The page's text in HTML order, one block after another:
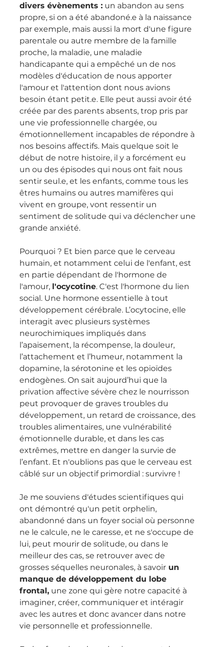
divers évènements : un abandon au sens
propre, si on a été abandoné.e à la naissance
par exemple, mais aussi la mort d'une figure
parentale ou autre membre de la famille
proche, la maladie, une maladie
handicapante qui a empêché un de nos
modèles d'éducation de nous apporter
l'amour et l'attention dont nous avions
besoin étant petit.e. Elle peut aussi avoir été
créée par des parents absents, trop pris par
une vie professionnelle chargée, ou
émotionnellement incapables de répondre à
nos besoins affectifs. Mais quelque soit le
début de notre histoire, il y a forcément eu
un ou des épisodes qui nous ont fait nous
sentir seul.e, et les enfants, comme tous les
êtres humains ou autres mamifères qui
vivent en groupe, vont ressentir un
sentiment de solitude qui va déclencher une
grande anxiété.
Pourquoi ? Et bien parce que le cerveau
humain, et notamment celui de l'enfant, est
en partie dépendant de l'hormone de
l'amour, l'ocycotine. C'est l'hormone du lien
social. Une hormone essentielle à tout
développement cérébrale. L’ocytocine, elle
interagit avec plusieurs systèmes
neurochimiques impliqués dans
l’apaisement, la récompense, la douleur,
l’attachement et l’humeur, notamment la
dopamine, la sérotonine et les opioïdes
endogènes. On sait aujourd’hui que la
privation affective sévère chez le nourrisson
peut provoquer de graves troubles du
développement, un retard de croissance, des
troubles alimentaires, une vulnérabilité
émotionnelle durable, et dans les cas
extrêmes, mettre en danger la survie de
l’enfant. Et n'oublions pas que le cerveau est
câblé sur un objectif primordial : survivre !
Je me souviens d'études scientifiques qui
ont démontré qu'un petit orphelin,
abandonné dans un foyer social où personne
ne le calcule, ne le caresse, et ne s'occupe de
lui, peut mourir de solitude, ou dans le
meilleur des cas, se retrouver avec de
grosses séquelles neuronales, à savoir un
manque de développement du lobe
frontal, une zone qui gère notre capacité à
imaginer, créer, communiquer et intéragir
avec les autres et donc avancer dans notre
vie personnelle et professionnelle.